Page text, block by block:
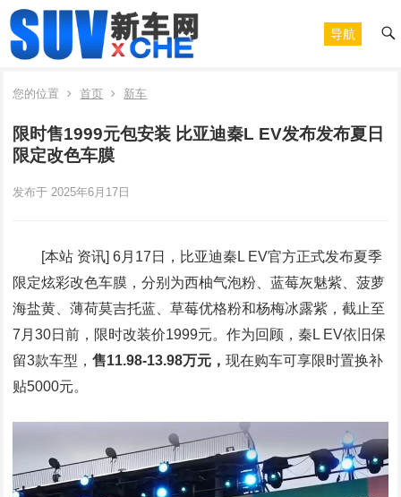
导航
您的位置 首页 新车
限时售1999元包安装 比亚迪秦L EV发布发布夏日
限定改色车膜
发布于 2025年6月17日
[本站 资讯] 6月17日，比亚迪秦L EV官方正式发布夏季
限定炫彩改色车膜，分别为西柚气泡粉、蓝莓灰魅紫、菠萝
海盐黄、薄荷莫吉托蓝、草莓优格粉和杨梅冰露紫，截止至
7月30日前，限时改装价1999元。作为回顾，秦L EV依旧保
留3款车型，售11.98-13.98万元，现在购车可享限时置换补
贴5000元。